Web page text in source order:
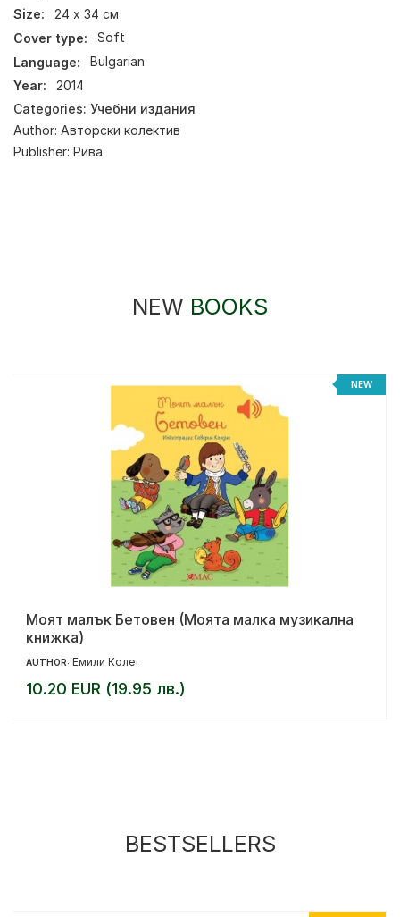
Size:
24 х 34 см
Cover type:
Soft
Language:
Bulgarian
Year:
2014
Categories: Учебни издания
Author: Авторски колектив
Publisher: Рива
NEW BOOKS
NEW
Моят малък Бетовен (Моята малка музикална
книжка)
AUTHOR: Емили Колет
10.20 EUR (19.95 лв.)
BESTSELLERS